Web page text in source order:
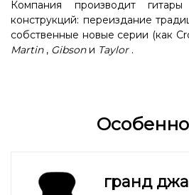
Компания производит
конструкций: переиздание
собственные новые серии (как
Martin, Gibsonи Taylor.
гранд